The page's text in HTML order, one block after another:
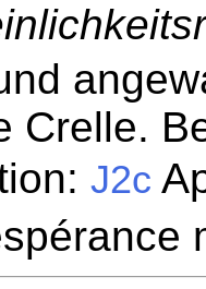
Crelle.
J2c